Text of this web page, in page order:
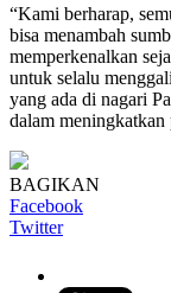
“Kami berharap,
bisa menambah
memperkenalkan
untuk selalu
yang ada di nagari
dalam meningkatkan
BAGIKAN
Facebook
Twitter